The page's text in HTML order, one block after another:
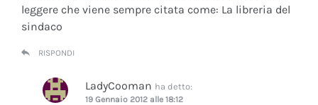
leggere che viene sempre citata come: La libreria del
sindaco
RISPONDI
LadyCooman ha detto:
19 Gennaio 2012 alle 18:12